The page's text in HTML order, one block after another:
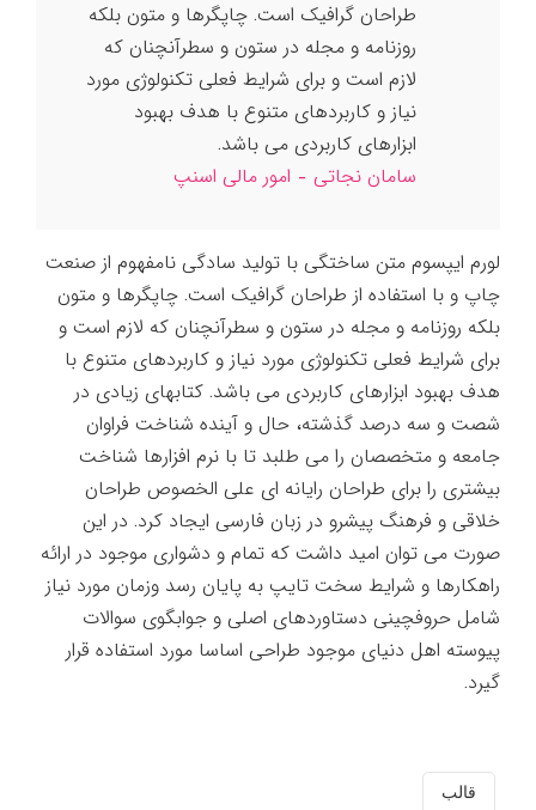
طراحان گرافیک است. چاپگرها و متون بلکه
روزنامه و مجله در ستون و سطرآنچنان که
لازم است و برای شرایط فعلی تکنولوژی مورد
نیاز و کاربردهای متنوع با هدف بهبود
ابزارهای کاربردی می باشد.
سامان نجاتی – امور مالی اسنپ
لورم ایپسوم متن ساختگی با تولید سادگی نامفهوم از صنعت
چاپ و با استفاده از طراحان گرافیک است. چاپگرها و متون
بلکه روزنامه و مجله در ستون و سطرآنچنان که لازم است و
برای شرایط فعلی تکنولوژی مورد نیاز و کاربردهای متنوع با
هدف بهبود ابزارهای کاربردی می باشد. کتابهای زیادی در
شصت و سه درصد گذشته، حال و آینده شناخت فراوان
جامعه و متخصصان را می طلبد تا با نرم افزارها شناخت
بیشتری را برای طراحان رایانه ای علی الخصوص طراحان
خلاقی و فرهنگ پیشرو در زبان فارسی ایجاد کرد. در این
صورت می توان امید داشت که تمام و دشواری موجود در ارائه
راهکارها و شرایط سخت تایپ به پایان رسد وزمان مورد نیاز
شامل حروفچینی دستاوردهای اصلی و جوابگوی سوالات
پیوسته اهل دنیای موجود طراحی اساسا مورد استفاده قرار
گیرد.
قالب